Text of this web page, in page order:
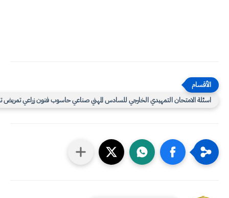
الامتحان التمهيدي الخارجي للسادس المهني صناعي حاسوب فنون زراعي تمريض تجاري